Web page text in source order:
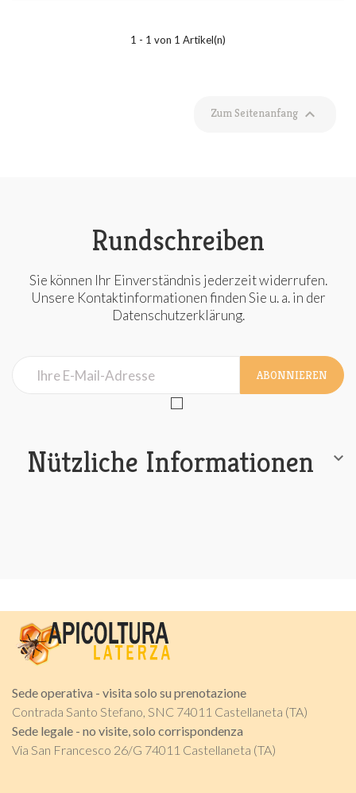
1 - 1 von 1 Artikel(n)
Zum Seitenanfang 
Rundschreiben
Sie können Ihr Einverständnis jederzeit widerrufen.
Unsere Kontaktinformationen finden Sie u. a. in der
Datenschutzerklärung.
ABONNIEREN
Nützliche Informationen 
Sede operativa - visita solo su prenotazione
Contrada Santo Stefano, SNC 74011 Castellaneta (TA)
Sede legale - no visite, solo corrispondenza
Via San Francesco 26/G 74011 Castellaneta (TA)